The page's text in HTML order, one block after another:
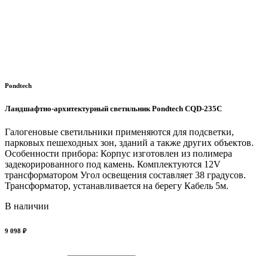
Pondtech
Ландшафтно-архитектурный светильник Pondtech CQD-235C
Галогеновые светильники применяются для подсветки,
парковых пешеходных зон, зданий а также других объектов.
Особенности прибора: Корпус изготовлен из полимера
задекорированного под камень. Комплектуются 12V
трансформатором Угол освещения составляет 38 градусов.
Трансформатор, устанавливается на берегу Кабель 5м.
В наличии
9 098 ₽